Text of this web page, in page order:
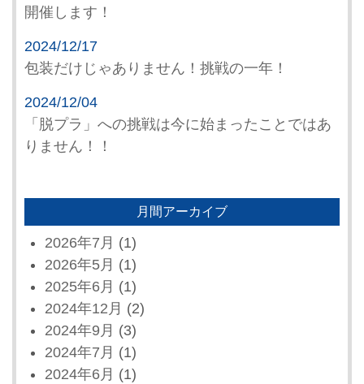
開催します！
2024/12/17
包装だけじゃありません！挑戦の一年！
2024/12/04
「脱プラ」への挑戦は今に始まったことではあ
りません！！
月間アーカイブ
2026年7月 (1)
2026年5月 (1)
2025年6月 (1)
2024年12月 (2)
2024年9月 (3)
2024年7月 (1)
2024年6月 (1)